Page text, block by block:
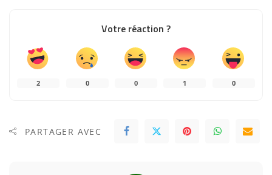
Votre réaction ?
2 0 0 1 0
PARTAGER AVEC